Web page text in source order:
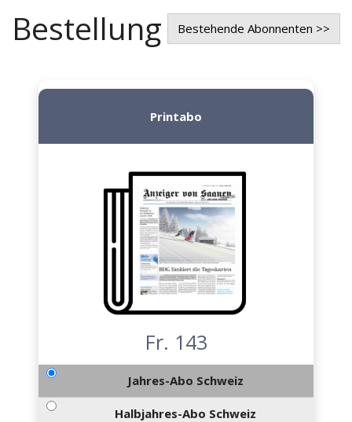
Bestellung Bestehende Abonnenten >>
Printabo
Fr. 143
Jahres-Abo Schweiz
Halbjahres-Abo Schweiz